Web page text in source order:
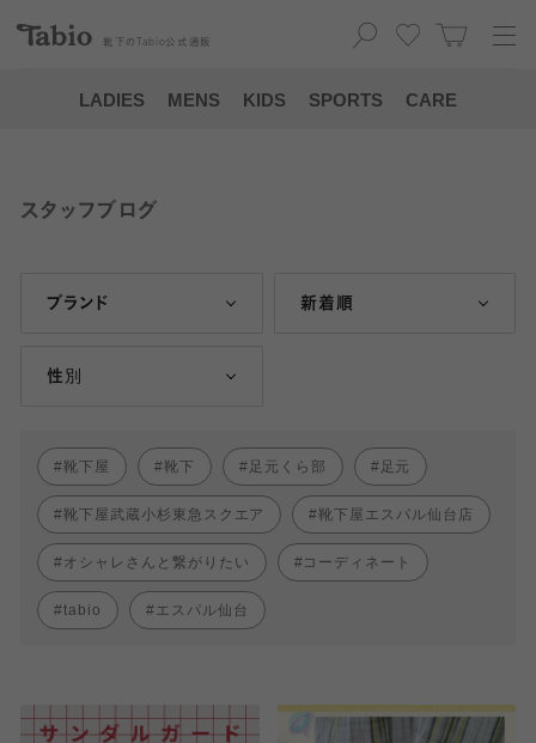
靴下の Tabio 公式通販
LADIES MENS KIDS SPORTS CARE
スタッフブログ
ブランド 新着順
性別
靴下屋 靴下 足元くら部 足元
靴下屋武蔵小杉東急スクエア 靴下屋エスパル仙台店
オシャレさんと繋がりたい コーディネート
tabio エスパル仙台